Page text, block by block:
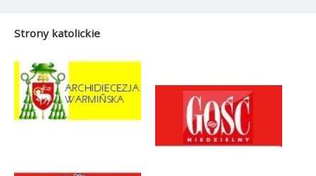
Strony katolickie